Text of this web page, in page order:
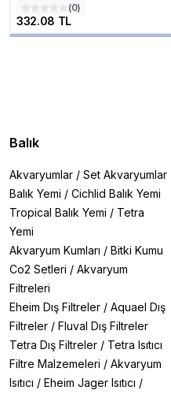
(0)
332.08 TL
Balık
Akvaryumlar / Set Akvaryumlar
Balık Yemi / Cichlid Balık Yemi
Tropical Balık Yemi / Tetra
Yemi
Akvaryum Kumları / Bitki Kumu
Co2 Setleri / Akvaryum
Filtreleri
Eheim Dış Filtreler / Aquael Dış
Filtreler / Fluval Dış Filtreler
Tetra Dış Filtreler / Tetra Isıtıcı
Filtre Malzemeleri / Akvaryum
Isıtıcı / Eheim Jager Isıtıcı /